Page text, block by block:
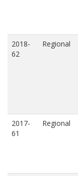
2018-
62
Regional
2017-
61
Regional